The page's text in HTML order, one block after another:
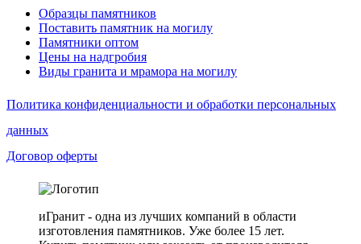
Образцы памятников
Поставить памятник на могилу
Памятники оптом
Цены на надгробия
Виды гранита и мрамора на могилу
Политика конфиденциальности и обработки персональных
данных
Договор оферты
иГранит - одна из лучших компаний в области
изготовления памятников. Уже более 15 лет.